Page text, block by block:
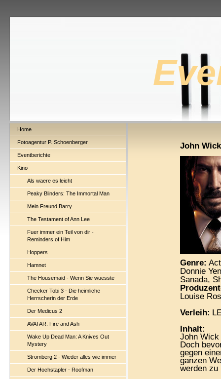
Home
Fotoagentur P. Schoenberger
Eventberichte
Kino
Als waere es leicht
Peaky Blinders: The Immortal Man
Mein Freund Barry
The Testament of Ann Lee
Fuer immer ein Teil von dir -
Reminders of Him
Hoppers
Hamnet
The Housemaid - Wenn Sie wuesste
Checker Tobi 3 - Die heimliche
Herrscherin der Erde
Der Medicus 2
AVATAR: Fire and Ash
Wake Up Dead Man: A Knives Out
Mystery
Stromberg 2 - Wieder alles wie immer
Der Hochstapler - Roofman
John
Genre:
Donnie
Sanada,
Louise
Verleih:
Inhalt:
John Wick
Doch
gegen
ganzen
werden